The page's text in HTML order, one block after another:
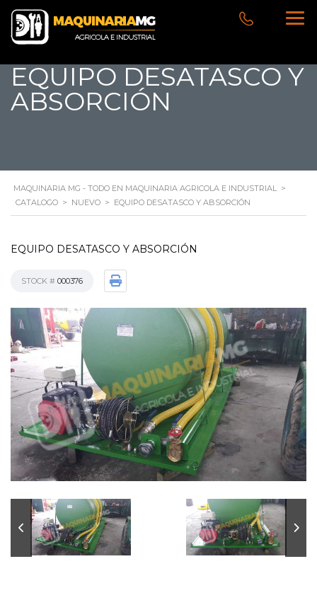
EQUIPO DESATASCO Y
ABSORCIÓN
MAQUINARIA MG - TODO EN MAQUINARIA AGRICOLA E INDUSTRIAL >
CATALOGO > NUEVO > EQUIPO DESATASCO Y ABSORCIÓN
EQUIPO DESATASCO Y ABSORCIÓN
STOCK # 000376